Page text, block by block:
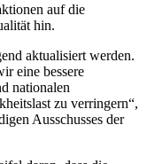
auf die
hin.
aktualisiert werden.
eine bessere
nationalen
zu verringern“,
Ausschusses der